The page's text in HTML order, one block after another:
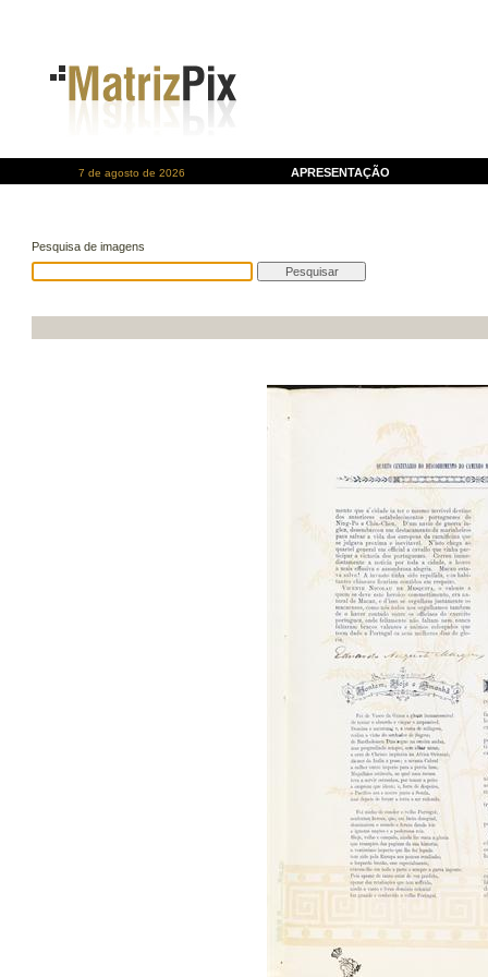
7 de agosto de 2026 APRESENTAÇÃO
Pesquisa de imagens